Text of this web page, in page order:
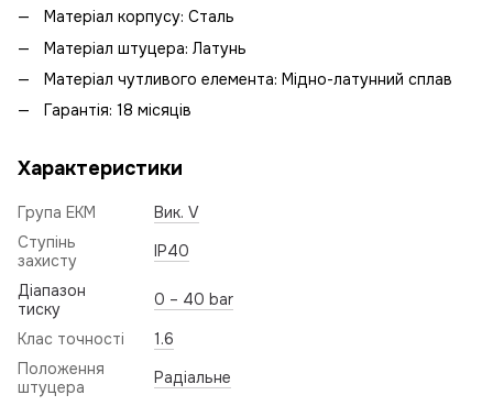
Матеріал корпусу: Сталь
Матеріал штуцера: Латунь
Матеріал чутливого елемента: Мідно-латунний сплав
Гарантія: 18 місяців
Характеристики
Група ЕКМ
Вик. V
Ступінь
захисту
IP40
Діапазон
тиску
0 – 40 bar
Клас точності
1.6
Положення
штуцера
Радіальне